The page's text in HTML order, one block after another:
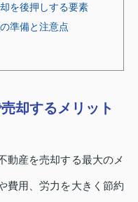
を後押しする要素
準備と注意点
却するメリット
動産を売却する最大のメ
費用、労力を大きく節約